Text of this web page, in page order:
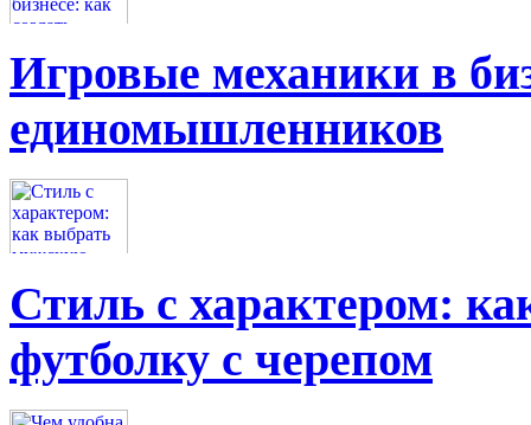
Игровые механики в
единомышленников
Стиль с характером:
футболку с черепом